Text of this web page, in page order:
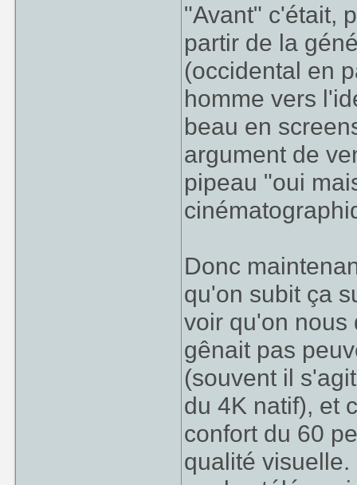
"Avant" c'était,
partir de la
(occidental en
homme vers
beau en
argument de
pipeau "oui
Donc
qu'on subit ça
voir qu'on nous
gênait pas
(souvent il
du 4K natif), et
confort du 60
qualité